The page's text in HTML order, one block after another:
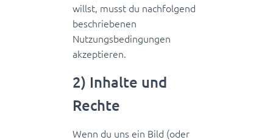
willst, musst du nachfolgend
beschriebenen
Nutzungsbedingungen
akzeptieren.
2) Inhalte und
Rechte
Wenn du uns ein Bild (oder